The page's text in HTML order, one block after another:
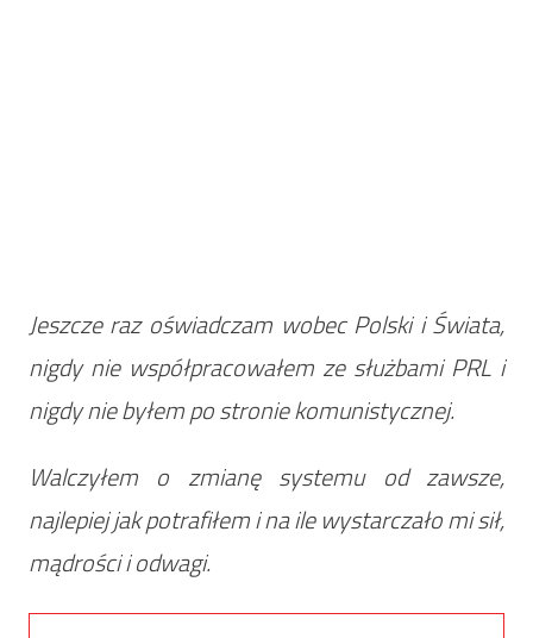
Jeszcze raz oświadczam wobec Polski i Świata,
nigdy nie współpracowałem ze służbami PRL i
nigdy nie byłem po stronie komunistycznej.
Walczyłem o zmianę systemu od zawsze,
najlepiej jak potrafiłem i na ile wystarczało mi sił,
mądrości i odwagi.